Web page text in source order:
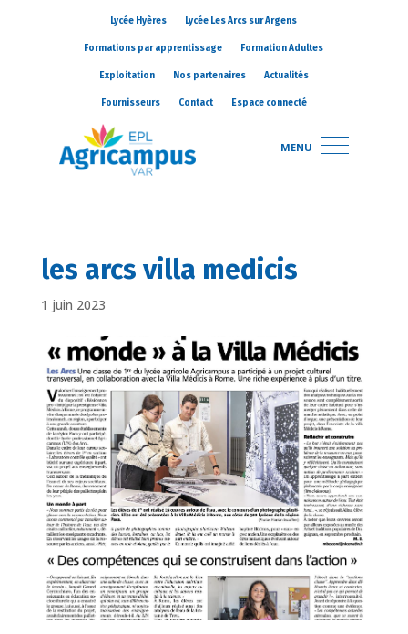
Lycée Hyères Lycée Les Arcs sur Argens
Formations par apprentissage Formation Adultes
Exploitation Nos partenaires Actualités
Fournisseurs Contact Espace connecté
MENU
les arcs villa medicis
1 juin 2023